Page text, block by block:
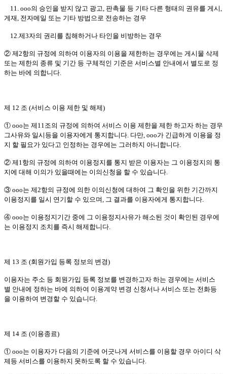
11. ooo의 승인을 받지 않고 광고, 판촉물 등 기타 다른 형태의 권유를 게시,
게재, 전자메일 또는 기타 방법으로 전송하는 경우
12.제3자의 권리를 침해하거나 타인을 비방하는 경우
② 제2항의 규정에 의하여 이용자의 이용을 제한하는 경우에는 게시물 삭제
또는 제한의 종류 및 기간 등 구체적인 기준은 서비스별 안내에서 별도로 정
하는 바에 의합니다.
제 12 조 (서비스 이용 제한 및 해제)
① ooo는 제11조의 규정에 의하여 서비스 이용 제한을 제한 하고자 하는 경우
그사유와 일시등을 이용자에게 통지합니다. 다만, ooo가 긴급하게 이용을 정
지 할 필요가 있다고 인정하는 경우에는 그러하지 아니합니다.
② 제1항의 규정에 의하여 이용정지를 통지 받은 이용자는 그 이용정지의 통
지에 대해 이의가 있을때에는 이의신청을 할 수 있습니다.
③ ooo는 제2항의 규정에 의한 이의신청에 대하여 그 확인을 위한 기간까지
이용정지를 일시 연기할 수 있으며, 그 결과를 이용자에게 통지합니다.
④ ooo는 이용정지기간 중에 그 이용정지사유가 해소된 것이 확인된 경우에
는 이용정지 조치를 즉시 해제합니다.
제 13 조 (회원가입 등록 정보의 변경)
이용자는 주소 등 회원가입 등록 정보를 변경하고자 하는 경우에는 서비스
별 안내에 정하는 바에 의하여 이용계약 변경 신청서나 서비스 또는 전화등
을 이용하여 변경할 수 있습니다.
제 14 조 (이용종료)
① ooo는 이용자가 다음의 기준에 어긋나게 서비스를 이용할 경우 아이디 삭
제등 서비스를 이용하지 못하도록 할 수 있습니다.